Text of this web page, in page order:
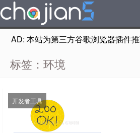
AD: 本站为第三方谷歌浏览器插件
标签：环境
开发者工具